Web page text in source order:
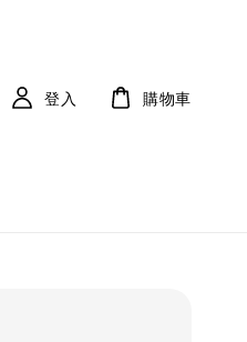
登入 購物車